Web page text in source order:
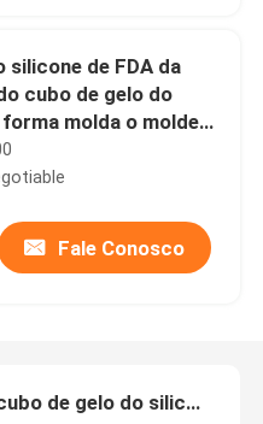
silicone de FDA da
cubo de gelo do
molda o molde
crânio
Fale Conosco
O cubo de gelo do silicone do coração molda produto Eco material não tóxico amigável